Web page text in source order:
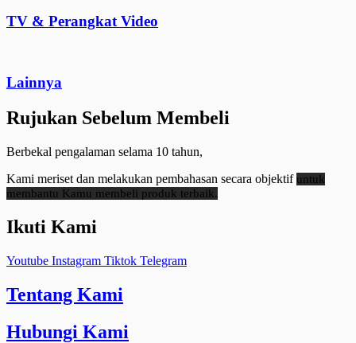
TV & Perangkat Video
Lainnya
Rujukan Sebelum Membeli
Berbekal pengalaman selama 10 tahun,
Kami meriset dan melakukan pembahasan secara objektif untuk
membantu Kamu membeli produk terbaik.
Ikuti Kami
Youtube Instagram Tiktok Telegram
Tentang Kami
Hubungi Kami